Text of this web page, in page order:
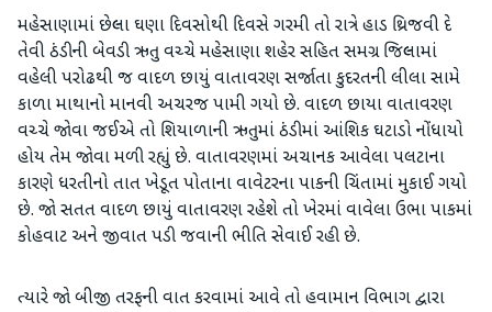
મહેસાણામાં છેલ્લા ઘણા દિવસોથી દિવસે ગરમી તો રાત્રે હાડ થ્રિજવી દે
તેવી ઠંડીની બેવડી ઋતુ વચ્ચે મહેસાણા શહેર સહિત સમગ્ર જિલ્લામાં
વહેલી પરોઢથી જ વાદળ છાયું વાતાવરણ સર્જાતા કુદરતની લીલા સામે
કાળા માથાનો માનવી અચરજ પામી ગયો છે. વાદળ છાયા વાતાવરણ
વચ્ચે જોવા જઈએ તો શિયાળાની ઋતુમાં ઠંડીમાં આંશિક ઘટાડો નોંધાયો
હોય તેમ જોવા મળી રહ્યું છે. વાતાવરણમાં અચાનક આવેલા પલટાના
કારણે ધરતીનો તાત ખેડૂત પોતાના વાવેટરના પાકની ચિંતામાં મુકાઈ ગયો
છે. જો સતત વાદળ છાયું વાતાવરણ રહેશે તો ખેરમાં વાવેલા ઉભા પાકમાં
કોહવાટ અને જીવાત પડી જવાની ભીતિ સેવાઈ રહી છે.
ત્યારે જો બીજી તરફની વાત કરવામાં આવે તો હવામાન વિભાગ દ્વારા